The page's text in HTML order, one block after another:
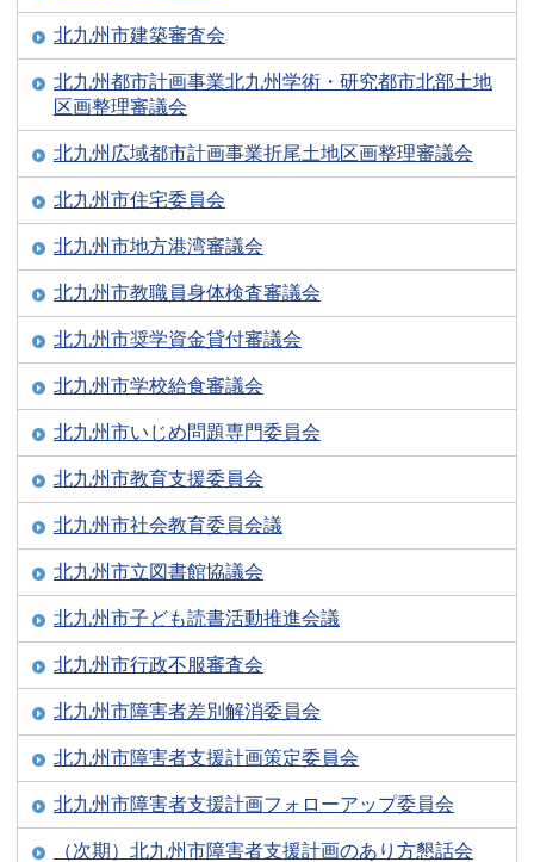
北九州市建築審査会
北九州都市計画事業北九州学術・研究都市北部土地
区画整理審議会
北九州広域都市計画事業折尾土地区画整理審議会
北九州市住宅委員会
北九州市地方港湾審議会
北九州市教職員身体検査審議会
北九州市奨学資金貸付審議会
北九州市学校給食審議会
北九州市いじめ問題専門委員会
北九州市教育支援委員会
北九州市社会教育委員会議
北九州市立図書館協議会
北九州市子ども読書活動推進会議
北九州市行政不服審査会
北九州市障害者差別解消委員会
北九州市障害者支援計画策定委員会
北九州市障害者支援計画フォローアップ委員会
（次期）北九州市障害者支援計画のあり方懇話会